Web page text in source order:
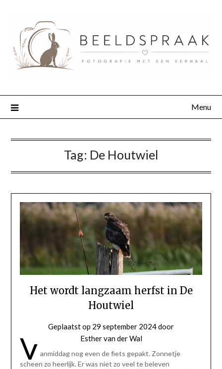
Menu
Tag: De Houtwiel
Het wordt langzaam herfst in De
Houtwiel
Geplaatst op 29 september 2024door
Esther van der Wal
V anmiddag nog even de fiets gepakt. Zonnetje
scheen zo heerlijk. Er was niet zo veel te beleven